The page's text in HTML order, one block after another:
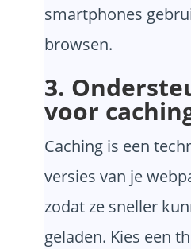
smartphones
browsen.
3.
voor
Caching is een
versies van je
zodat ze sneller
geladen. Kies een